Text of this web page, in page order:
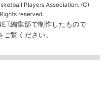
Players Association. (C)
reserved.
編集部で制作したもので
ご覧ください。